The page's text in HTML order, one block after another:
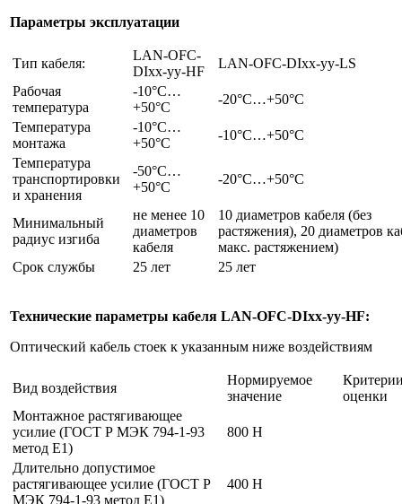
Параметры эксплуатации
Тип кабеля:
LAN-OFC-
DIxx-yy-HF
LAN-OFC-DIxx-yy-LS
Рабочая
температура
-10°С…
+50°С
-20°С…+50°С
Температура
монтажа
-10°С…
+50°С
-10°С…+50°С
Температура
транспортировки
и хранения
-50°С…
+50°С
-20°С…+50°С
Минимальный
радиус изгиба
не менее 10
диаметров
кабеля
10 диаметров кабеля (без
растяжения), 20 диаметров
макс. растяжением)
Срок службы
25 лет 25 лет
Технические параметры кабеля LAN-OFC-DIxx-yy-HF:
Оптический кабель стоек к указанным ниже воздействиям
Вид воздействия
Нормируемое
значение
оценки
Монтажное растягивающее
усилие (ГОСТ Р МЭК 794-1-93
метод Е1)
800 Н
Длительно допустимое
растягивающее усилие (ГОСТ Р
МЭК 794-1-93 метод Е1)
400 Н